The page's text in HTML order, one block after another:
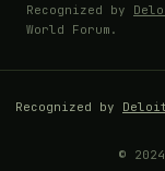
Recognized by
World Forum.
Recognized by
©